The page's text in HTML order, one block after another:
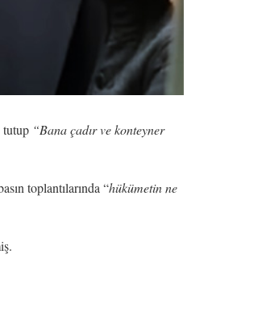
tutup “Bana çadır ve konteyner
toplantılarında “hükümetin ne